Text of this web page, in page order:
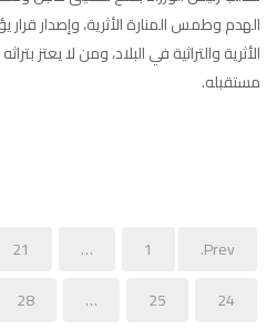
الهدم وطمس المنارة الأثرية، وإصدار
الأثرية والتراثية في البلاد، ومن لا يعتز
مستقبله.
Prev.
1
…
21
24
25
…
28